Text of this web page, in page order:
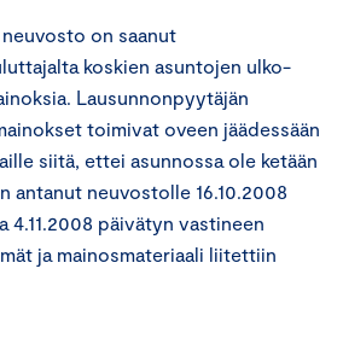
on saanut
koskien asuntojen ulko-
Lausunnonpyytäjän
toimivat oveen jäädessään
siitä, ettei asunnossa ole ketään
antanut neuvostolle 16.10.2008
4.11.2008 päivätyn vastineen
ja mainosmateriaali liitettiin